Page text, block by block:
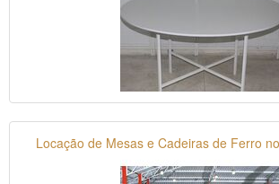
Locação de Mesas e Cadeiras de Ferro